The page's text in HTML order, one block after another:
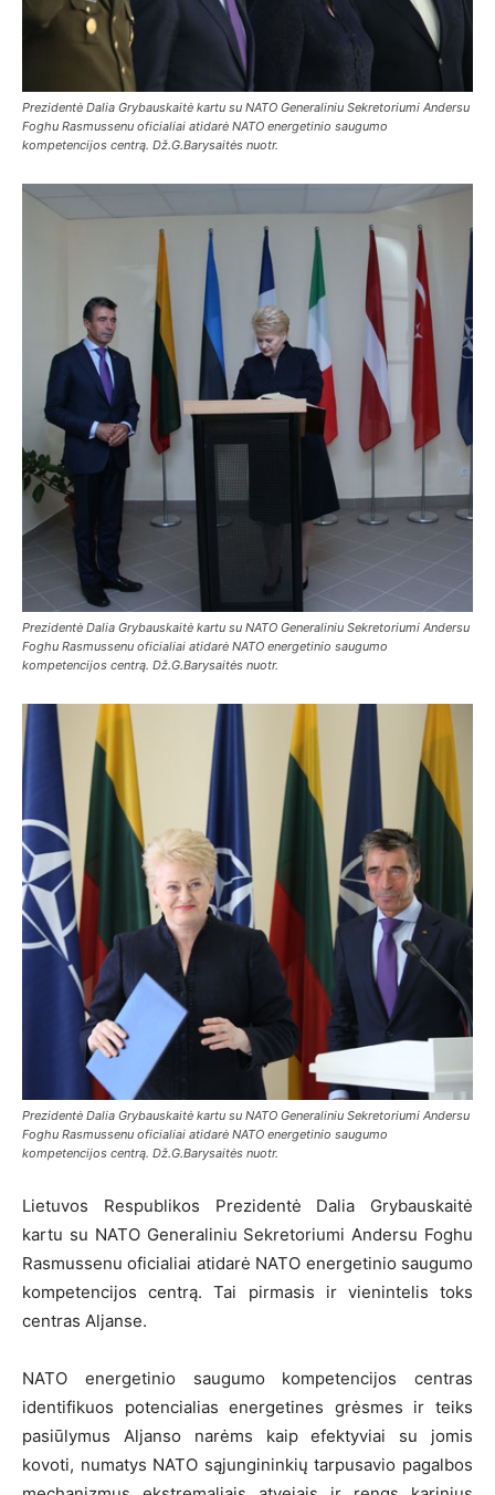
Prezidentė Dalia Grybauskaitė kartu su NATO Generaliniu Sekretoriumi Andersu
Foghu Rasmussenu oficialiai atidarė NATO energetinio saugumo
kompetencijos centrą. Dž.G.Barysaitės nuotr.
Prezidentė Dalia Grybauskaitė kartu su NATO Generaliniu Sekretoriumi Andersu
Foghu Rasmussenu oficialiai atidarė NATO energetinio saugumo
kompetencijos centrą. Dž.G.Barysaitės nuotr.
Prezidentė Dalia Grybauskaitė kartu su NATO Generaliniu Sekretoriumi Andersu
Foghu Rasmussenu oficialiai atidarė NATO energetinio saugumo
kompetencijos centrą. Dž.G.Barysaitės nuotr.
Lietuvos Respublikos Prezidentė Dalia Grybauskaitė
kartu su NATO Generaliniu Sekretoriumi Andersu Foghu
Rasmussenu oficialiai atidarė NATO energetinio saugumo
kompetencijos centrą. Tai pirmasis ir vienintelis toks
centras Aljanse.
NATO energetinio saugumo kompetencijos centras
identifikuos potencialias energetines grėsmes ir teiks
pasiūlymus Aljanso narėms kaip efektyviai su jomis
kovoti, numatys NATO sąjungininkių tarpusavio pagalbos